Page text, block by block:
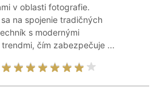
v oblasti fotografie.
na spojenie tradičných
s modernými
čím zabezpečuje ...